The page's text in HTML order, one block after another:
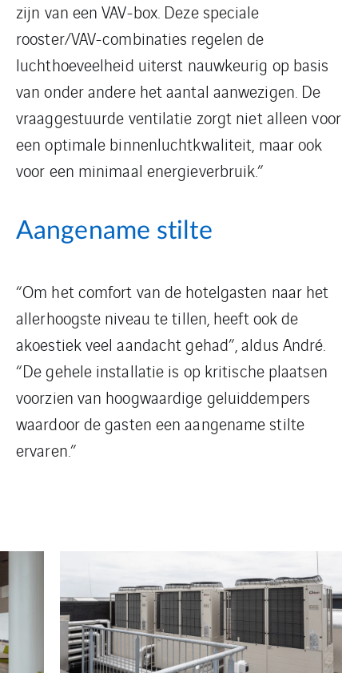
zijn van een VAV-box. Deze speciale
rooster/VAV-combinaties regelen de
luchthoeveelheid uiterst nauwkeurig op basis
van onder andere het aantal aanwezigen. De
vraaggestuurde ventilatie zorgt niet alleen voor
een optimale binnenluchtkwaliteit, maar ook
voor een minimaal energieverbruik.”
Aangename stilte
“Om het comfort van de hotelgasten naar het
allerhoogste niveau te tillen, heeft ook de
akoestiek veel aandacht gehad”, aldus André.
“De gehele installatie is op kritische plaatsen
voorzien van hoogwaardige geluiddempers
waardoor de gasten een aangename stilte
ervaren.”